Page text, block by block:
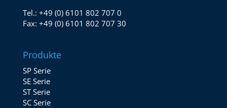
Tel.: +49 (0) 6101 802 707 0
Fax: +49 (0) 6101 802 707 30
Produkte
SP Serie
SE Serie
ST Serie
SC Serie